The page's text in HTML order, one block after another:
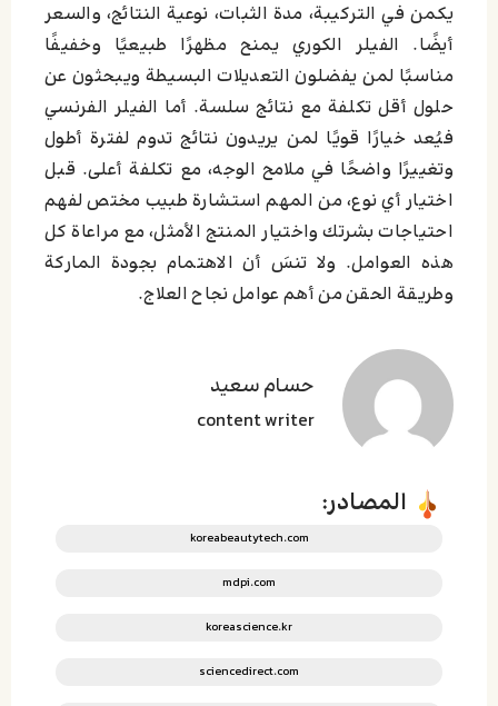
يكمن في التركيبة، مدة الثبات، نوعية النتائج، والسعر
أيضًا. الفيلر الكوري يمنح مظهرًا طبيعيًا وخفيفًا
مناسبًا لمن يفضلون التعديلات البسيطة ويبحثون عن
حلول أقل تكلفة مع نتائج سلسة. أما الفيلر الفرنسي
فيُعد خيارًا قويًا لمن يريدون نتائج تدوم لفترة أطول
وتغييرًا واضحًا في ملامح الوجه، مع تكلفة أعلى. قبل
اختيار أي نوع، من المهم استشارة طبيب مختص لفهم
احتياجات بشرتك واختيار المنتج الأمثل، مع مراعاة كل
هذه العوامل. ولا تنسَ أن الاهتمام بجودة الماركة
وطريقة الحقن من أهم عوامل نجاح العلاج.
حسام سعید
content writer
المصادر:
koreabeautytech.com
mdpi.com
koreascience.kr
sciencedirect.com